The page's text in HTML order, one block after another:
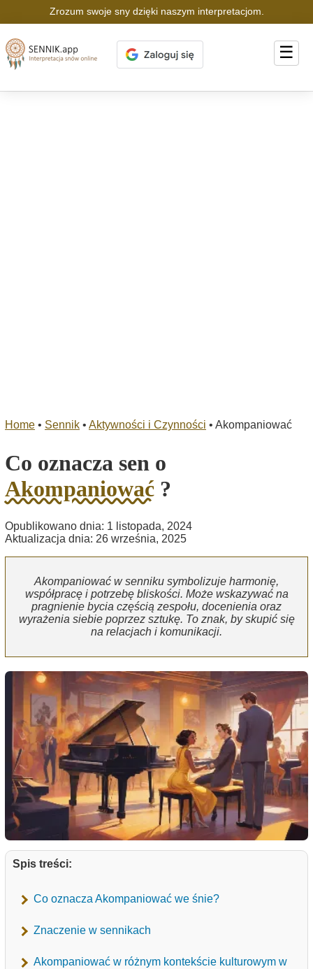
Zrozum swoje sny dzięki naszym interpretacjom.
☰
Home • Sennik • Aktywności i Czynności • Akompaniować
Co oznacza sen o
Akompaniować ?
Opublikowano dnia: 1 listopada, 2024
Aktualizacja dnia: 26 września, 2025
Akompaniować w senniku symbolizuje harmonię,
współpracę i potrzebę bliskości. Może wskazywać na
pragnienie bycia częścią zespołu, docenienia oraz
wyrażenia siebie poprzez sztukę. To znak, by skupić się
na relacjach i komunikacji.
Spis treści:
Co oznacza Akompaniować we śnie?
Znaczenie w sennikach
Akompaniować w różnym kontekście kulturowym w